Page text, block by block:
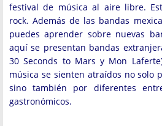
festival de música al aire libre.
rock. Además de las bandas
puedes aprender sobre nuevas
aquí se presentan bandas
30 Seconds to Mars y Mon
música se sienten atraídos no solo
sino también por diferentes
gastronómicos.